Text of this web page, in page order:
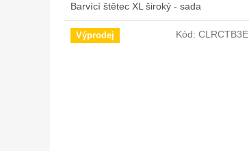
Barvící štětec XL široký - sada
Výprodej Kód: CLRCTB3E